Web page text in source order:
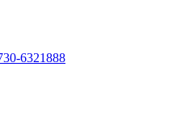
6321888